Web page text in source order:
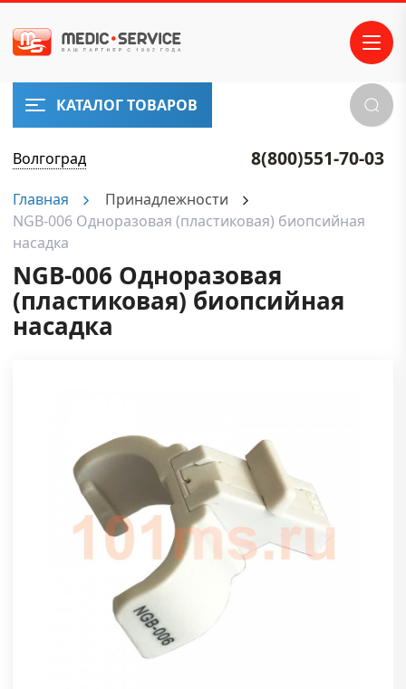
КАТАЛОГ ТОВАРОВ
Волгоград 8(800)551-70-03
Главная
Принадлежности
NGB-006 Одноразовая (пластиковая) биопсийная
насадка
NGB-006 Одноразовая
(пластиковая) биопсийная
насадка